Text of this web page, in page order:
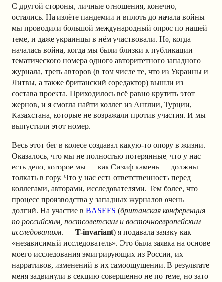
С другой стороны, личные отношения, конечно,
остались. На излёте пандемии и вплоть до начала войны
мы проводили большой международный опрос по нашей
теме, и даже украинцы в нём участвовали. Но, когда
началась война, когда мы были близки к публикации
тематического номера одного авторитетного западного
журнала, треть авторов (в том числе те, что из Украины и
Литвы, а также британский соредактор) вышли из
состава проекта. Приходилось всё равно крутить этот
жернов, и я смогла найти коллег из Англии, Турции,
Казахстана, которые не возражали против участия. И мы
выпустили этот номер.
Весь этот бег в колесе создавал какую-то опору в жизни.
Оказалось, что мы не полностью потерянные, что у нас
есть дело, которое мы — как Сизиф камень — должны
толкать в гору. Что у нас есть ответственность перед
коллегами, авторами, исследователями. Тем более, что
процесс производства у западных журналов очень
долгий. На участие в BASEES (британская конференция
по российским, постсоветским и восточноевропейским
исследованиям. — T-invariant) я подавала заявку как
«независимый исследователь». Это была заявка на основе
моего исследования эмигрирующих из России, их
нарративов, изменений в их самоощущении. В результате
меня задвинули в секцию совершенно не по теме, но зато